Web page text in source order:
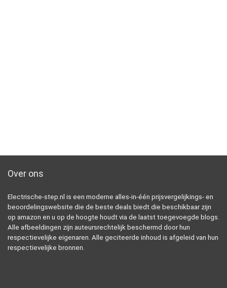
Over ons
Electrische-step.nl is een moderne alles-in-één prijsvergelijkings- en
beoordelingswebsite die de beste deals biedt die beschikbaar zijn
op amazon en u op de hoogte houdt via de laatst toegevoegde blogs.
Alle afbeeldingen zijn auteursrechtelijk beschermd door hun
respectievelijke eigenaren. Alle geciteerde inhoud is afgeleid van hun
respectievelijke bronnen.